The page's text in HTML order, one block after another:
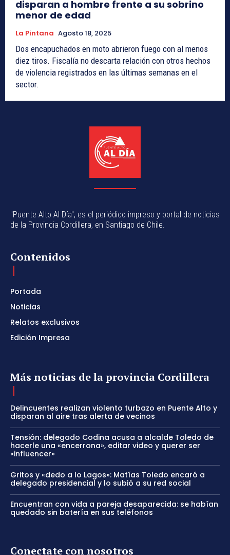
disparan a hombre frente a su sobrino
menor de edad
La Pintana Agosto 18, 2025
Dos encapuchados en moto abrieron fuego con al menos
diez tiros. Fiscalía no descarta relación con otros hechos
de violencia registrados en las últimas semanas en el
sector.
"Puente Alto Al Día", es el periódico impreso y portal de noticias
de la Provincia Cordillera, en Santiago de Chile.
Contenidos
Portada
Noticias
Relatos exclusivos
Edición Impresa
Más noticias de la provincia Cordillera
Delincuentes realizan violento turbazo en Puente Alto y
disparan al aire tras alerta de vecinos
Tensión: delegado Codina acusa a alcalde Toledo de
hacerle una «encerrona», editar video y querer ser
«influencer»
Gritos y «dedo a lo Lagos»: Matías Toledo encaró a
delegado presidencial y lo subió a su red social
Encuentran con vida a pareja desaparecida: se habían
quedado sin batería en sus teléfonos
Conectate con nosotros